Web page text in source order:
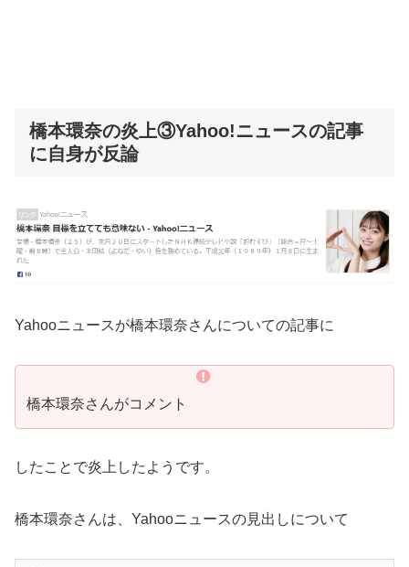
橋本環奈の炎上③Yahoo!ニュースの記事
に自身が反論
Yahooニュースが橋本環奈さんについての記事に
橋本環奈さんがコメント
したことで炎上したようです。
橋本環奈さんは、Yahooニュースの見出しについて